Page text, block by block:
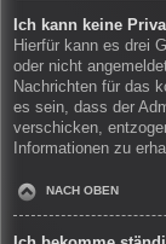
Ich kann keine
Hierfür kann es drei
oder nicht
Nachrichten für das
es sein, dass der
verschicken,
Informationen zu
NACH OBEN